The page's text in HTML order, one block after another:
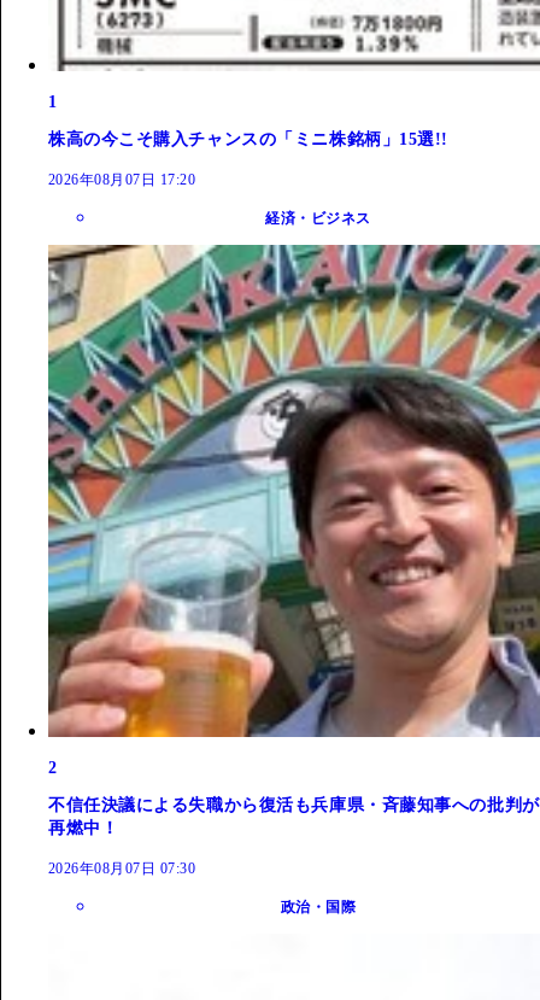
1
株高の今こそ購入チャンスの「ミニ株銘柄」15選!!
2026年08月07日 17:20
経済・ビジネス
2
不信任決議による失職から復活も兵庫県・斉藤知事への批判が
再燃中！
2026年08月07日 07:30
政治・国際